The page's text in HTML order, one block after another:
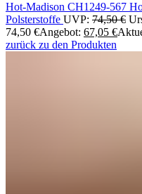
Hot-Madison CH1249-567
Polsterstoffe UVP: 74,50€
74,50 €Angebot: 67,05 €
zurück zu den Produkten